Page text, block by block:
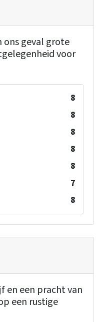
geval grote
voor
8
8
8
8
8
7
8
en een pracht van
een rustige